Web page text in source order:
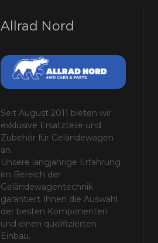
Allrad Nord
Seit August 2011 bieten wir
exklusive Ersatzteile und
Zubehör für Geländewagen
an.
Unsere langjährige Erfahrung
im Bereich der
Geländewagentechnik
garantiert Ihnen die Auswahl
der besten Komponenten
und einen qualifizierten
Einbau.